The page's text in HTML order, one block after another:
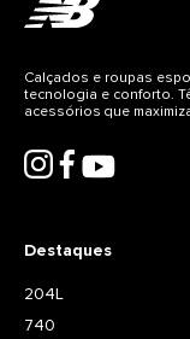
Destaques
204L
740
Calçados e roupas
tecnologia e conforto.
acessórios que